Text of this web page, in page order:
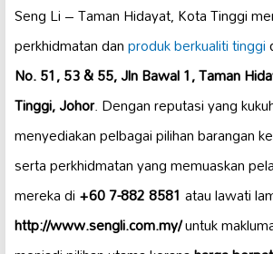
Seng Li – Taman Hidayat, Kota Tinggi
perkhidmatan danproduk berkualiti tinggi
No. 51, 53 & 55, Jln Bawal 1, Taman
Tinggi, Johor. Dengan reputasi yang
menyediakan pelbagai pilihan barangan
serta perkhidmatan yang memuaskan
mereka di+60 7-882 8581 atau lawati
http://www.sengli.com.my/untuk